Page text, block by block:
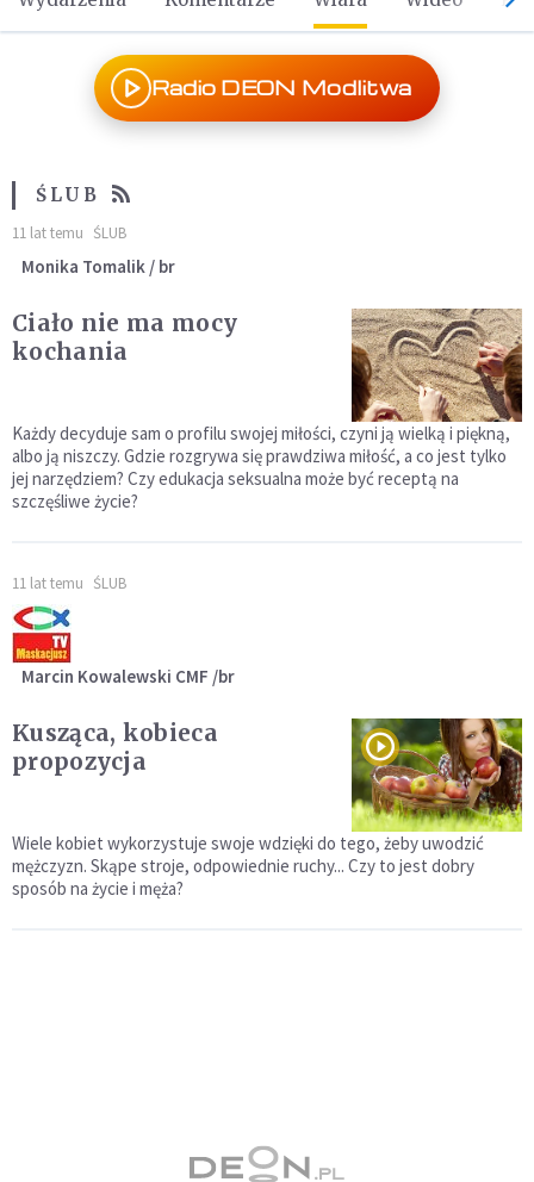
Radio DEON Modlitwa
ŚLUB
11 lat temu ŚLUB
Monika Tomalik / br
Ciało nie ma mocy
kochania
Każdy decyduje sam o profilu swojej miłości, czyni ją wielką i piękną,
albo ją niszczy. Gdzie rozgrywa się prawdziwa miłość, a co jest tylko
jej narzędziem? Czy edukacja seksualna może być receptą na
szczęśliwe życie?
11 lat temu ŚLUB
Marcin Kowalewski CMF /br
Kusząca, kobieca
propozycja
Wiele kobiet wykorzystuje swoje wdzięki do tego, żeby uwodzić
mężczyzn. Skąpe stroje, odpowiednie ruchy... Czy to jest dobry
sposób na życie i męża?